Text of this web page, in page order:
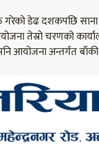
डेढ दशकपछि साना
तेस्रो चरणको
आयोजना अन्तर्गत